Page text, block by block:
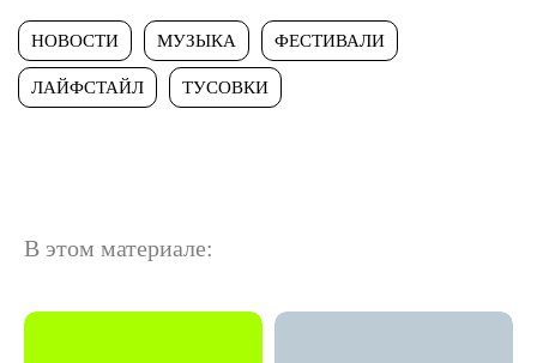
НОВОСТИ МУЗЫКА ФЕСТИВАЛИ
ЛАЙФСТАЙЛ ТУСОВКИ
В этом материале: